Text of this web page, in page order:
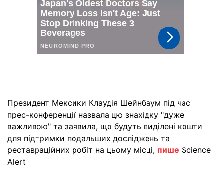
Президент Мексики Клаудія Шейнбаум під час
прес-конференції назвала цю знахідку "дуже
важливою" та заявила, що будуть виділені кошти
для підтримки подальших досліджень та
реставраційних робіт на цьому місці, пише Science
Alert